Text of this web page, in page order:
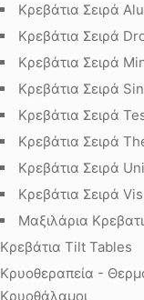
Κρεβάτια Σειρά
Κρεβάτια Σειρά
Κρεβάτια Σειρά
Κρεβάτια Σειρά
Κρεβάτια Σειρά
Κρεβάτια Σειρά
Κρεβάτια Σειρά
Κρεβάτια Σειρά
Μαξιλάρια
Κρεβάτια Tilt Tables
Κρυοθεραπεία -
Κρυοθάλαμοι